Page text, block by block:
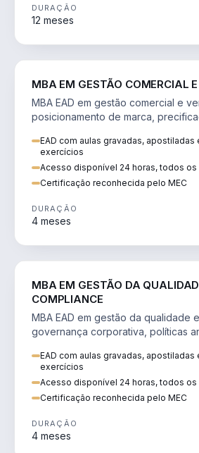
DURAÇÃO
12 meses
MBA EM GESTÃO COMERCIAL
MBA EAD em gestão comercial e
posicionamento de marca,
EAD com aulas gravadas, apostiladas
exercícios
Acesso disponível 24 horas, todos os
Certificação reconhecida pelo MEC
DURAÇÃO
4 meses
MBA EM GESTÃO DA
COMPLIANCE
MBA EAD em gestão da qualidade
governança corporativa, políticas
EAD com aulas gravadas, apostiladas
exercícios
Acesso disponível 24 horas, todos os
Certificação reconhecida pelo MEC
DURAÇÃO
4 meses